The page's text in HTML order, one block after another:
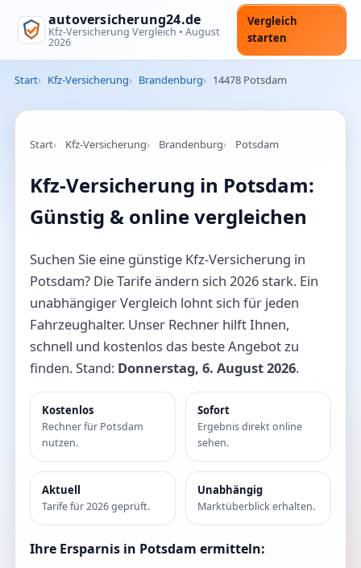
autoversicherung24.de
Kfz-Versicherung Vergleich • August
2026
Vergleich
starten
Start Kfz-Versicherung Brandenburg 14478 Potsdam
Start Kfz-Versicherung Brandenburg Potsdam
Kfz-Versicherung in Potsdam:
Günstig & online vergleichen
Suchen Sie eine günstige Kfz-Versicherung in
Potsdam? Die Tarife ändern sich 2026 stark. Ein
unabhängiger Vergleich lohnt sich für jeden
Fahrzeughalter. Unser Rechner hilft Ihnen,
schnell und kostenlos das beste Angebot zu
finden. Stand: Donnerstag, 6. August 2026.
Kostenlos
Rechner für Potsdam
nutzen.
Sofort
Ergebnis direkt online
sehen.
Aktuell
Tarife für 2026 geprüft.
Unabhängig
Marktüberblick erhalten.
Ihre Ersparnis in Potsdam ermitteln: